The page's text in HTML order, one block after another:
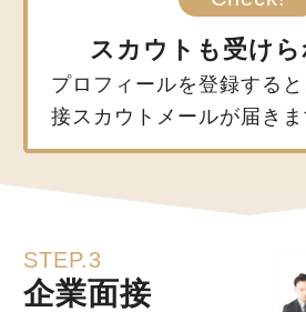
スカウトも受けら
プロフィールを登録する
接スカウトメールが届きま
STEP.3
企業面接